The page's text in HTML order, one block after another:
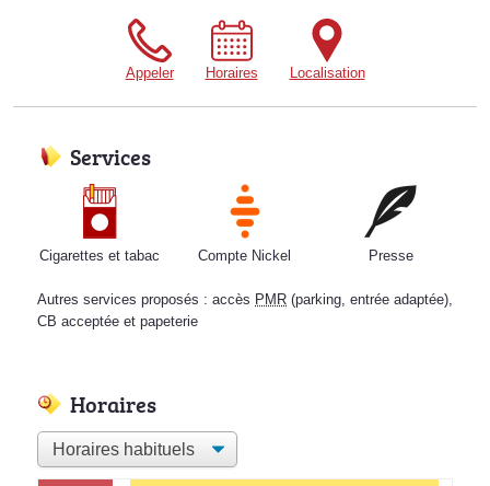
Appeler Horaires Localisation
Services
Cigarettes et tabac Compte Nickel Presse
Autres services proposés : accès PMR (parking, entrée adaptée),
CB acceptée et papeterie
Horaires